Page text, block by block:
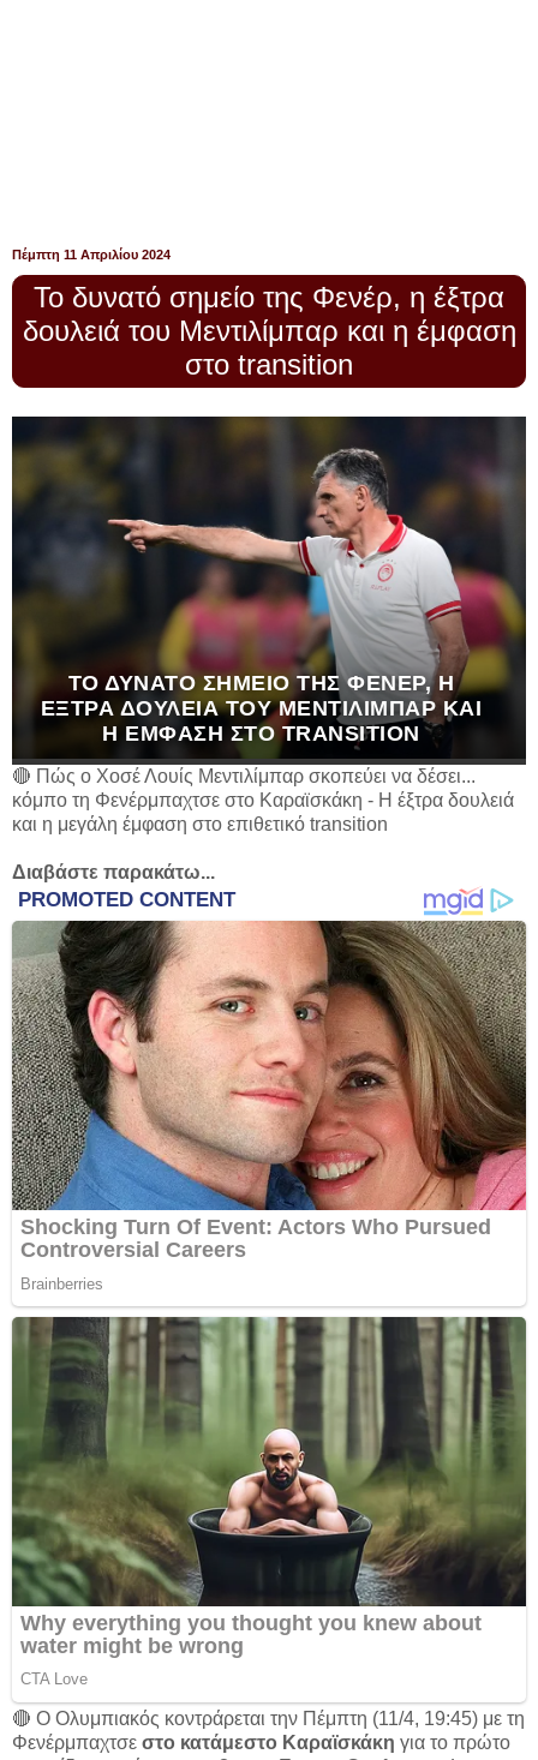
Πέμπτη 11 Απριλίου 2024
Το δυνατό σημείο της Φενέρ, η έξτρα
δουλειά του Μεντιλίμπαρ και η έμφαση
στο transition
ΤΟ ΔΥΝΑΤΌ ΣΗΜΕΊΟ ΤΗΣ ΦΕΝΈΡ, Η
ΈΞΤΡΑ ΔΟΥΛΕΙΆ ΤΟΥ ΜΕΝΤΙΛΊΜΠΑΡ ΚΑΙ
Η ΈΜΦΑΣΗ ΣΤΟ TRANSITION
🔴 Πώς ο Χοσέ Λουίς Μεντιλίμπαρ σκοπεύει να δέσει...
κόμπο τη Φενέρμπαχτσε στο Καραϊσκάκη - Η έξτρα δουλειά
και η μεγάλη έμφαση στο επιθετικό transition
Διαβάστε παρακάτω...
🔴 Ο Ολυμπιακός κοντράρεται την Πέμπτη (11/4, 19:45) με τη
Φενέρμπαχτσε στο κατάμεστο Καραϊσκάκη για το πρώτο